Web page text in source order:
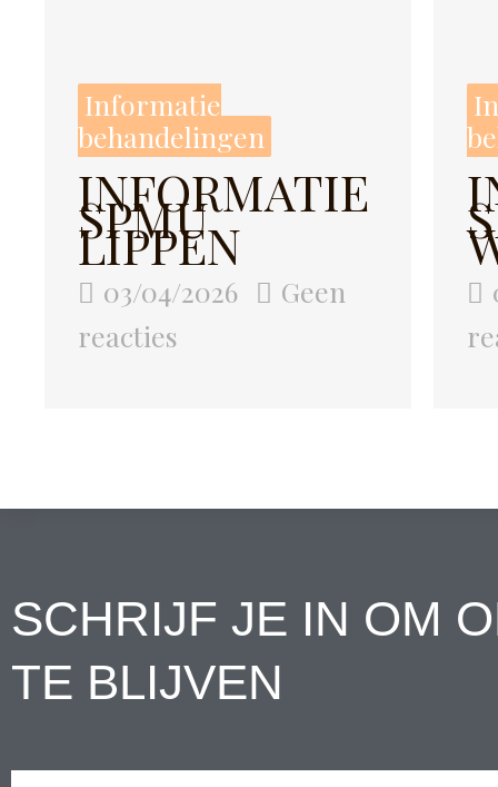
Informatie
behandelingen
INFORMATIE
SPMU
LIPPEN
03/04/2026
Geen
reacties
SCHRIJF JE IN OM
TE BLIJVEN